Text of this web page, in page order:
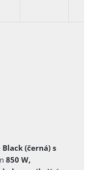
Black (černá) s
850 W,